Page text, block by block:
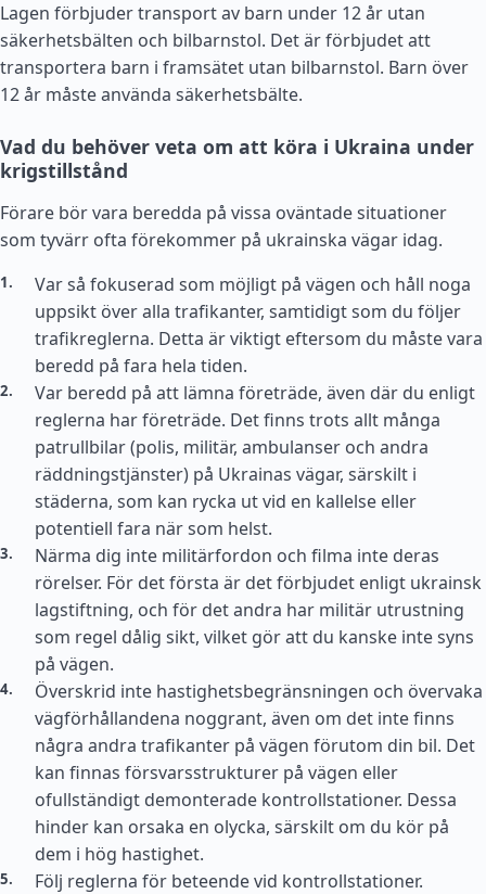
Lagen förbjuder transport av barn under 12 år utan
säkerhetsbälten och bilbarnstol. Det är förbjudet att
transportera barn i framsätet utan bilbarnstol. Barn över
12 år måste använda säkerhetsbälte.
Vad du behöver veta om att köra i Ukraina under
krigstillstånd
Förare bör vara beredda på vissa oväntade situationer
som tyvärr ofta förekommer på ukrainska vägar idag.
Var så fokuserad som möjligt på vägen och håll noga
uppsikt över alla trafikanter, samtidigt som du följer
trafikreglerna. Detta är viktigt eftersom du måste vara
beredd på fara hela tiden.
Var beredd på att lämna företräde, även där du enligt
reglerna har företräde. Det finns trots allt många
patrullbilar (polis, militär, ambulanser och andra
räddningstjänster) på Ukrainas vägar, särskilt i
städerna, som kan rycka ut vid en kallelse eller
potentiell fara när som helst.
Närma dig inte militärfordon och filma inte deras
rörelser. För det första är det förbjudet enligt ukrainsk
lagstiftning, och för det andra har militär utrustning
som regel dålig sikt, vilket gör att du kanske inte syns
på vägen.
Överskrid inte hastighetsbegränsningen och övervaka
vägförhållandena noggrant, även om det inte finns
några andra trafikanter på vägen förutom din bil. Det
kan finnas försvarsstrukturer på vägen eller
ofullständigt demonterade kontrollstationer. Dessa
hinder kan orsaka en olycka, särskilt om du kör på
dem i hög hastighet.
Följ reglerna för beteende vid kontrollstationer.